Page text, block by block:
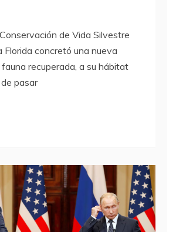
de Vida Silvestre
Florida concretó una nueva
recuperada, a su hábitat
pasar